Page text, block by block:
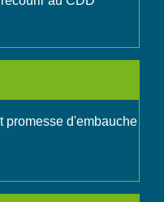
promesse d'embauche